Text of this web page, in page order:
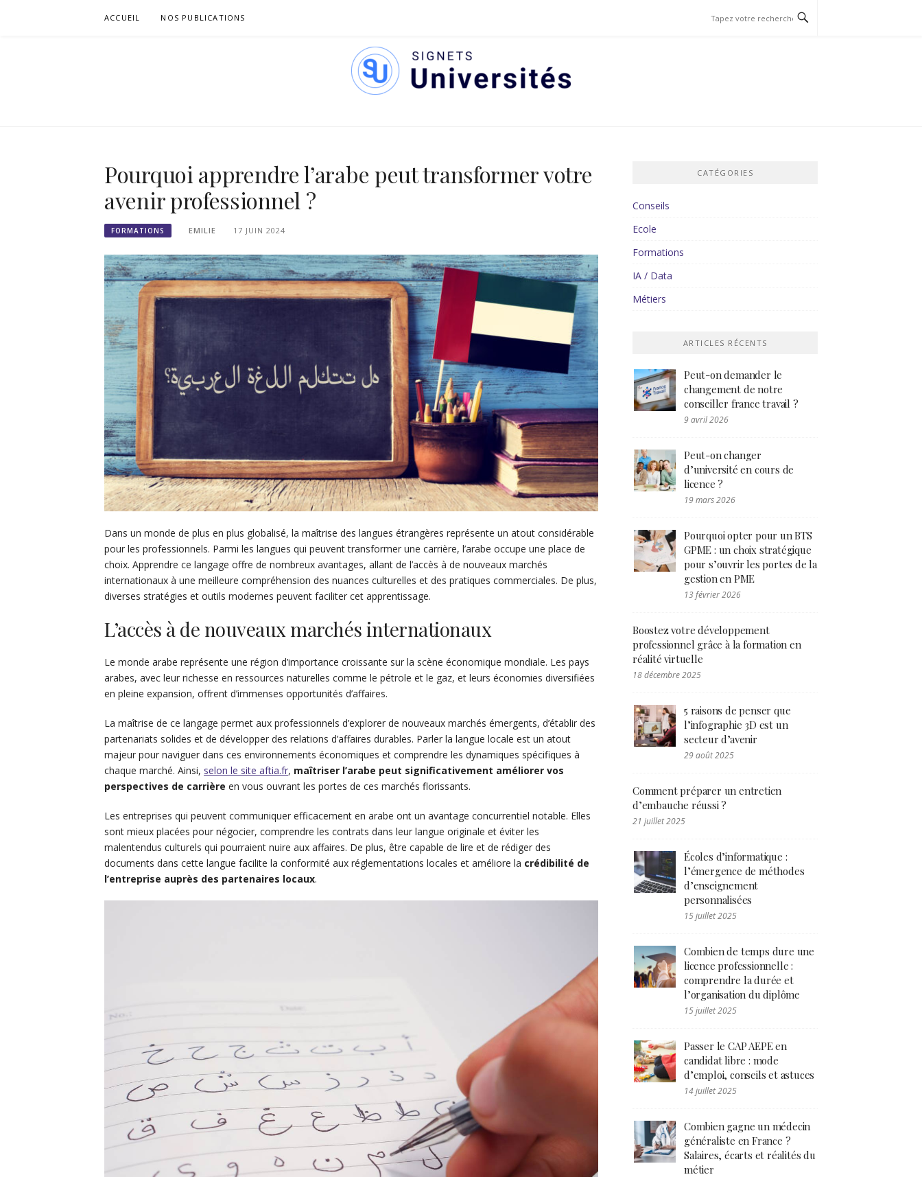
ACCUEIL NOS PUBLICATIONS
Pourquoi apprendre l’arabe peut transformer votre
avenir professionnel ?
FORMATIONS EMILIE 17 JUIN 2024
Dans un monde de plus en plus globalisé, la maîtrise des langues étrangères représente un atout considérable
pour les professionnels. Parmi les langues qui peuvent transformer une carrière, l’arabe occupe une place de
choix. Apprendre ce langage offre de nombreux avantages, allant de l’accès à de nouveaux marchés
internationaux à une meilleure compréhension des nuances culturelles et des pratiques commerciales. De plus,
diverses stratégies et outils modernes peuvent faciliter cet apprentissage.
L’accès à de nouveaux marchés internationaux
Le monde arabe représente une région d’importance croissante sur la scène économique mondiale. Les pays
arabes, avec leur richesse en ressources naturelles comme le pétrole et le gaz, et leurs économies diversifiées
en pleine expansion, offrent d’immenses opportunités d’affaires.
La maîtrise de ce langage permet aux professionnels d’explorer de nouveaux marchés émergents, d’établir des
partenariats solides et de développer des relations d’affaires durables. Parler la langue locale est un atout
majeur pour naviguer dans ces environnements économiques et comprendre les dynamiques spécifiques à
chaque marché. Ainsi, selon le site aftia.fr, maîtriser l’arabe peut significativement améliorer vos
perspectives de carrière en vous ouvrant les portes de ces marchés florissants.
Les entreprises qui peuvent communiquer efficacement en arabe ont un avantage concurrentiel notable. Elles
sont mieux placées pour négocier, comprendre les contrats dans leur langue originale et éviter les
malentendus culturels qui pourraient nuire aux affaires. De plus, être capable de lire et de rédiger des
documents dans cette langue facilite la conformité aux réglementations locales et améliore la crédibilité de
l’entreprise auprès des partenaires locaux.
CATÉGORIES
Conseils
Ecole
Formations
IA / Data
Métiers
ARTICLES RÉCENTS
Peut-on demander le
changement de notre
conseiller france travail ?
9 avril 2026
Peut-on changer
d’université en cours de
licence ?
19 mars 2026
Pourquoi opter pour un BTS
GPME : un choix stratégique
pour s’ouvrir les portes de la
gestion en PME
13 février 2026
Boostez votre développement
professionnel grâce à la formation en
réalité virtuelle
18 décembre 2025
5 raisons de penser que
l’infographie 3D est un
secteur d’avenir
29 août 2025
Comment préparer un entretien
d’embauche réussi ?
21 juillet 2025
Écoles d’informatique :
l’émergence de méthodes
d’enseignement
personnalisées
15 juillet 2025
Combien de temps dure une
licence professionnelle :
comprendre la durée et
l’organisation du diplôme
15 juillet 2025
Passer le CAP AEPE en
candidat libre : mode
d’emploi, conseils et astuces
14 juillet 2025
Combien gagne un médecin
généraliste en France ?
Salaires, écarts et réalités du
métier